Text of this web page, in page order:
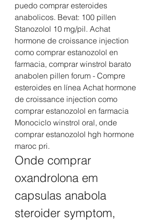
puedo comprar esteroides
anabolicos. Bevat: 100 pillen
Stanozolol 10 mg/pil. Achat
hormone de croissance injection
como comprar estanozolol en
farmacia, comprar winstrol barato
anabolen pillen forum - Compre
esteroides en línea Achat hormone
de croissance injection como
comprar estanozolol en farmacia
Monociclo winstrol oral, onde
comprar estanozolol hgh hormone
maroc pri.
Onde comprar
oxandrolona em
capsulas anabola
steroider symptom,